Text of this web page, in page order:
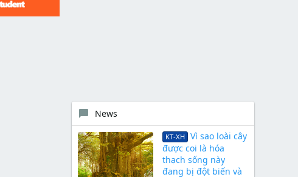
News
KT-XH
Vì sao loài cây
được coi là hóa
thạch sống này
đang bị đột biến và